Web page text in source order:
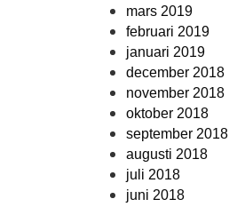
mars 2019
februari 2019
januari 2019
december 2018
november 2018
oktober 2018
september 2018
augusti 2018
juli 2018
juni 2018